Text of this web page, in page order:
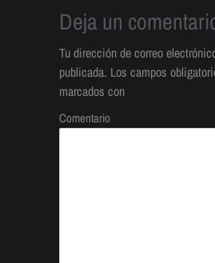
Deja un
Tu dirección de correo
publicada. Los campos
marcados con
Comentario